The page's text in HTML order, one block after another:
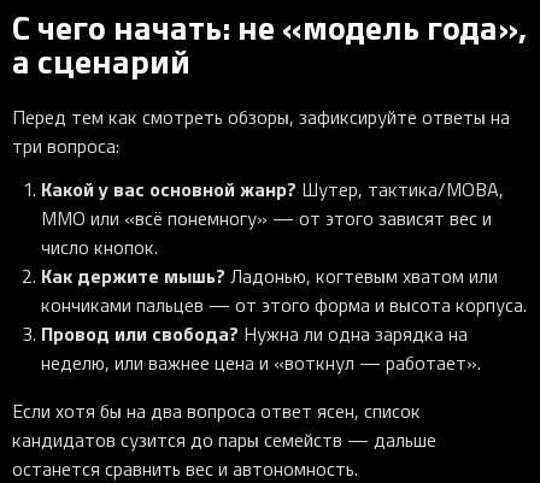
С чего начать: не «модель года»,
а сценарий
Перед тем как смотреть обзоры, зафиксируйте ответы на
три вопроса:
Какой у вас основной жанр? Шутер, тактика/MOBA,
MMO или «всё понемногу» — от этого зависят вес и
число кнопок.
Как держите мышь? Ладонью, когтевым хватом или
кончиками пальцев — от этого форма и высота корпуса.
Провод или свобода? Нужна ли одна зарядка на
неделю, или важнее цена и «воткнул — работает».
Если хотя бы на два вопроса ответ ясен, список
кандидатов сузится до пары семейств — дальше
останется сравнить вес и автономность.